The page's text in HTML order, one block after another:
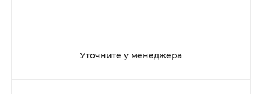
Уточните у менеджера